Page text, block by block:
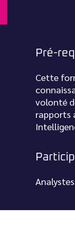
Pré-
Cette
volonté
rapports